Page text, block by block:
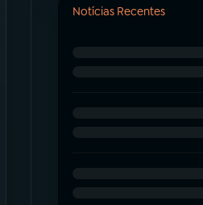
Notícias Recentes